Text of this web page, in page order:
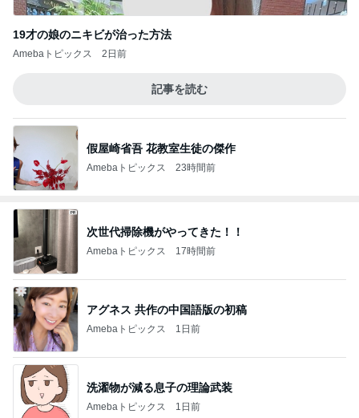
19才の娘のニキビが治った方法
Amebaトピックス 2日前
記事を読む
假屋崎省吾 花教室生徒の傑作
Amebaトピックス 23時間前
次世代掃除機がやってきた！！
Amebaトピックス 17時間前
アグネス 共作の中国語版の初稿
Amebaトピックス 1日前
洗濯物が減る息子の理論武装
Amebaトピックス 1日前